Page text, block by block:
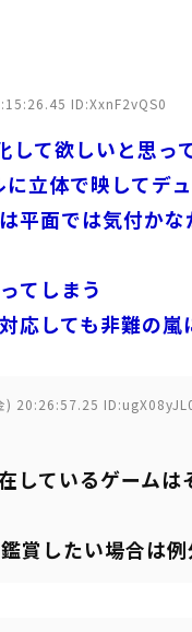
ID:XxnF2vQS0
して欲しいと思
立体で映してデ
平面では気付か
てしまう
応しても非難の
20:26:57.25
しているゲーム
賞したい場合は